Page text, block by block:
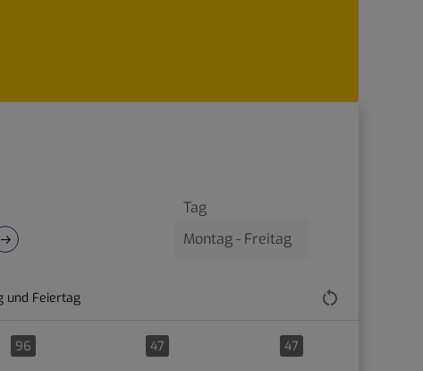
Tag
und Feiertag
96 47 47